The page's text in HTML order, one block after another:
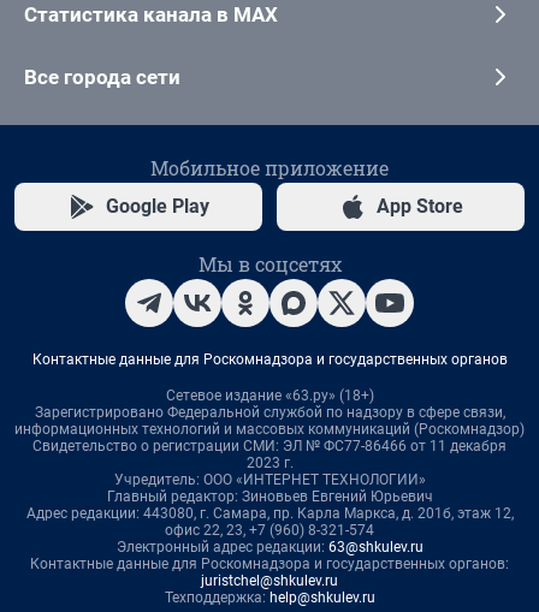
Статистика канала в MAX
Все города сети
Мобильное приложение
Google Play App Store
Мы в соцсетях
Контактные данные для Роскомнадзора и государственных органов
Сетевое издание «63.ру» (18+)
Зарегистрировано Федеральной службой по надзору в сфере связи,
информационных технологий и массовых коммуникаций (Роскомнадзор)
Свидетельство о регистрации СМИ: ЭЛ № ФС77-86466 от 11 декабря
2023 г.
Учредитель: ООО «ИНТЕРНЕТ ТЕХНОЛОГИИ»
Главный редактор: Зиновьев Евгений Юрьевич
Адрес редакции: 443080, г. Самара, пр. Карла Маркса, д. 201б, этаж 12,
офис 22, 23, +7 (960) 8-321-574
Электронный адрес редакции: 63@shkulev.ru
Контактные данные для Роскомнадзора и государственных органов:
juristchel@shkulev.ru
Техподдержка: help@shkulev.ru